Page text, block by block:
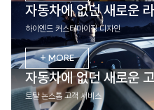
자동차에 없던 새로운
하이엔드 커스터마이징 디자인
+ MORE
자동차에 없던 새로운
토탈 논스톱 고객 서비스